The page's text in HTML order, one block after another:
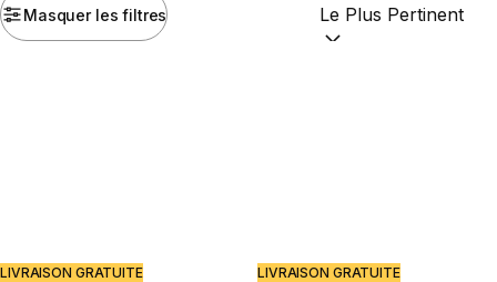
Masquer les filtres Trier par :(optional)
LIVRAISON GRATUITE LIVRAISON GRATUITE